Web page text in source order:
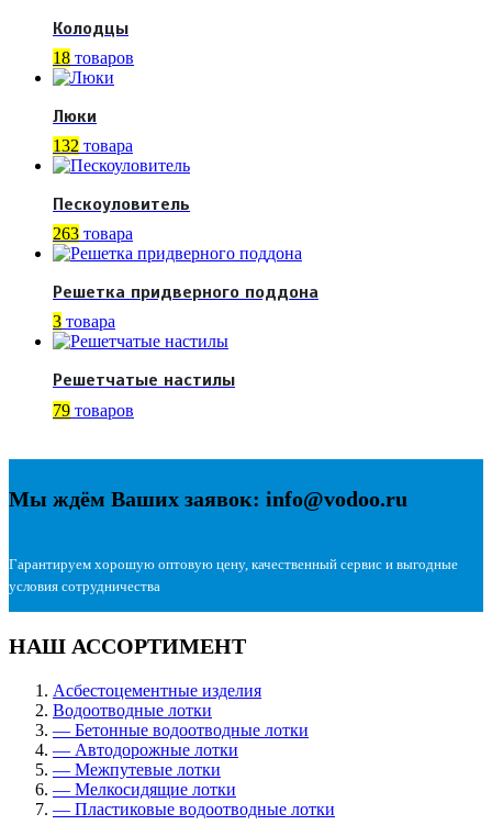
Колодцы
18 товаров
Люки
132 товара
Пескоуловитель
263 товара
Решетка придверного поддона
3 товара
Решетчатые настилы
79 товаров
Мы ждём Ваших заявок: info@vodoo.ru
Гарантируем хорошую оптовую цену, качественный сервис и выгодные
условия сотрудничества
НАШ АССОРТИМЕНТ
Асбестоцементные изделия
Водоотводные лотки
— Бетонные водоотводные лотки
— Автодорожные лотки
— Межпутевые лотки
— Мелкосидящие лотки
— Пластиковые водоотводные лотки